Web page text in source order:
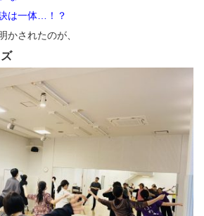
は一体…！？
かされたのが、